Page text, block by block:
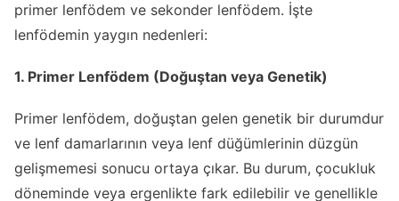
primer lenfödem ve sekonder lenfödem. İşte
lenfödemin yaygın nedenleri:
1. Primer Lenfödem (Doğuştan veya Genetik)
Primer lenfödem, doğuştan gelen genetik bir durumdur
ve lenf damarlarının veya lenf düğümlerinin düzgün
gelişmemesi sonucu ortaya çıkar. Bu durum, çocukluk
döneminde veya ergenlikte fark edilebilir ve genellikle